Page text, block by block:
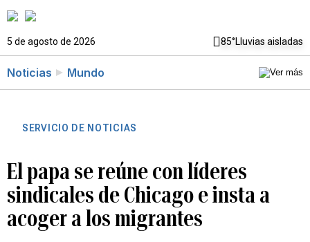
5 de agosto de 2026 85°Lluvias aisladas
Noticias Mundo
SERVICIO DE NOTICIAS
El papa se reúne con líderes
sindicales de Chicago e insta a
acoger a los migrantes